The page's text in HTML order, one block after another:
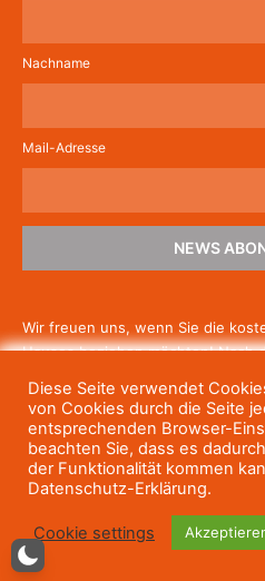
Nachname
Mail-Adresse
NEWS
Wir freuen uns, wenn Sie die
Hauses beziehen möchten! Nach
um die Newsletter-Anmeldung
Gratis-News irgendwann nicht
Siesich jederzeit einfach wieder
© Haus des
Diese Seite verwendet
von Cookies durch die Seite
entsprechenden Browser-
beachten Sie, dass es
der Funktionalität kommen
Datenschutz-Erklärung.
Cookie settings